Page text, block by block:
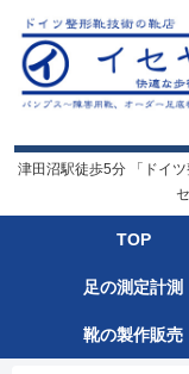
津田沼駅徒歩5分 「ドイ
TOP
足の測定計測
靴の製作販売